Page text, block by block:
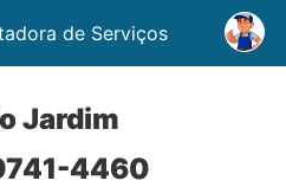
de Serviços
Jardim
4460